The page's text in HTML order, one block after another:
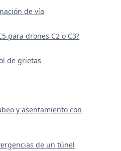
de vía
para drones C2 o C3?
de grietas
y asentamiento con
de un túnel